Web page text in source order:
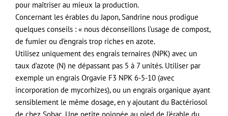
pour maîtriser au mieux la production.
Concernant les érables du Japon, Sandrine nous prodigue
quelques conseils : « nous déconseillons l’usage de compost,
de fumier ou d’engrais trop riches en azote.
Utilisez uniquement des engrais ternaires (NPK) avec un
taux d’azote (N) ne dépassant pas 5 à 7 unités. Utiliser par
exemple un engrais Orgavie F3 NPK 6-5-10 (avec
incorporation de mycorhizes), ou un engrais organique ayant
sensiblement le même dosage, en y ajoutant du Bactériosol